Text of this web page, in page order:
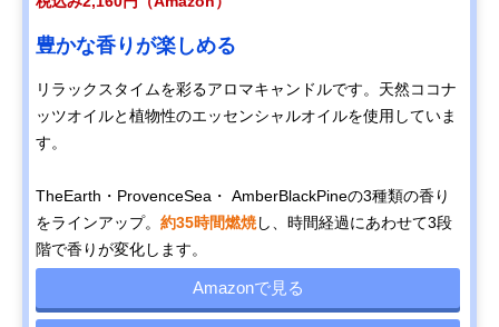
豊かな香りが楽しめる
リラックスタイムを彩るアロマキャンドルです。天然ココナ
ッツオイルと植物性のエッセンシャルオイルを使用していま
す。
TheEarth・ProvenceSea・ AmberBlackPineの3種類の香り
をラインアップ。 約35時間燃焼し、時間経過にあわせて3段
階で香りが変化します。
Amazonで見る